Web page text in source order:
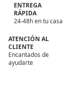
ENTREGA
RÁPIDA
24-48h en tu casa
ATENCIÓN AL
CLIENTE
Encantados de
ayudarte